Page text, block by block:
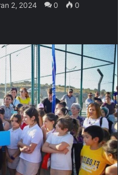
2, 2024 0 0